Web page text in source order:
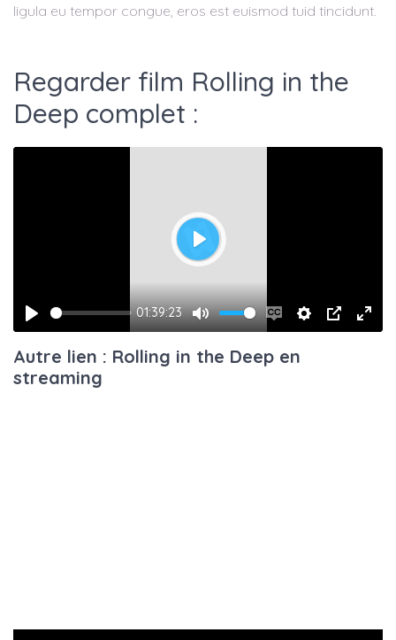
ligula eu tempor congue, eros est euismod tuid tincidunt.
Regarder film Rolling in the
Deep complet :
Play
01:39:23
Mute
Enable
captions
Settings
PIP
Play
Autre lien : Rolling in the Deep en
streaming